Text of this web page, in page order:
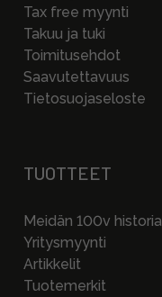
Tax free myynti
Takuu ja tuki
Toimitusehdot
Saavutettavuus
Tietosuojaseloste
TUOTTEET
Meidän 100v historia
Yritysmyynti
Artikkelit
Tuotemerkit